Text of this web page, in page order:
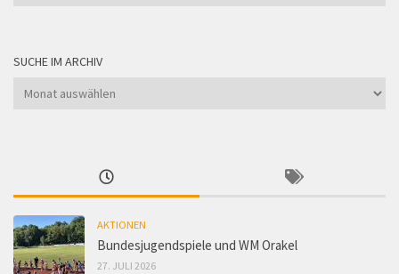
SUCHE IM ARCHIV
Suche
AKTIONEN
Bundesjugendspiele und WM Orakel
27. JULI 2026